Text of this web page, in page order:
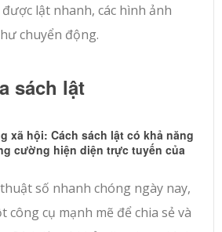
lật nhanh, các hình ảnh
chuyển động.
sách lật
xã hội: Cách sách lật có khả năng
cường hiện diện trực tuyến của
số nhanh chóng ngày nay,
công cụ mạnh mẽ để chia sẻ và